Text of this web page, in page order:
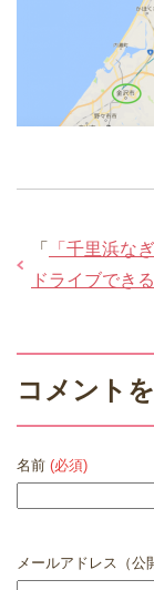
「
「千里浜な
ドライブでき
コメント
名前 (必須)
メールアドレス（公